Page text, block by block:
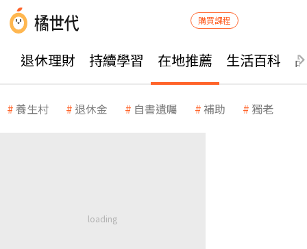
購買課程
退休理財 持續學習 在地推薦 生活百科
養生村 退休金 自書遺囑 補助 獨老